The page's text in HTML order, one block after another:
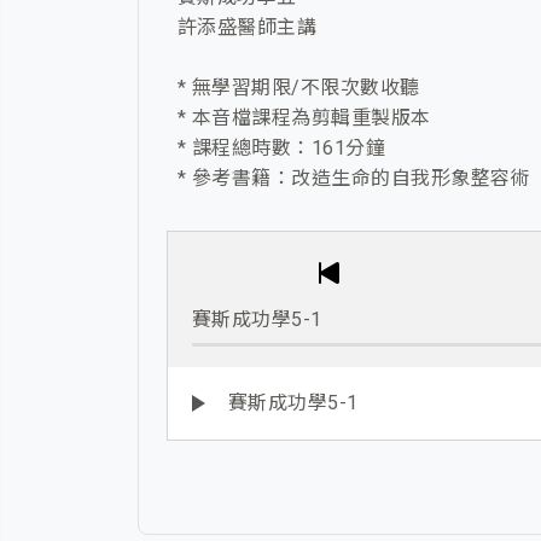
許添盛醫師主講
* 無學習期限/不限次數收聽
* 本音檔課程為剪輯重製版本
* 課程總時數：161分鐘
* 參考書籍：改造生命的自我形象整容術
賽斯成功學5-1
賽斯成功學5-1